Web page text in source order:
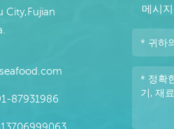
City,Fujian
87931986
메시